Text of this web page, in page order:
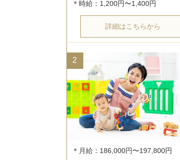
詳細はこちらから
2
＊月給：186,000円〜197,800円